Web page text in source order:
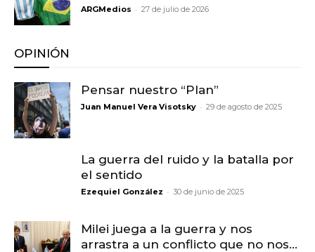
ARGMedios - 27 de julio de 2026
OPINIÓN
Pensar nuestro “Plan”
Juan Manuel Vera Visotsky - 29 de agosto de 2025
La guerra del ruido y la batalla por
el sentido
Ezequiel González - 30 de junio de 2025
Milei juega a la guerra y nos
arrastra a un conflicto que no nos...